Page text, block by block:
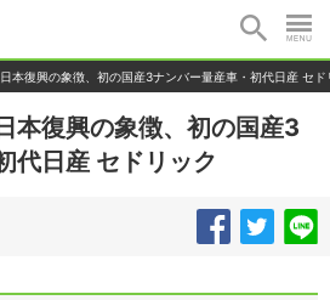
本復興の象徴、初の国産3ナンバー量産車・初代日産 セド
本復興の象徴、初の国産3
代日産 セドリック